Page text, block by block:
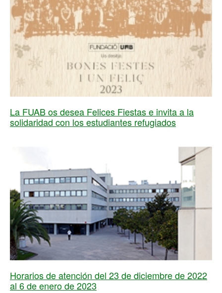
La FUAB os desea Felices Fiestas e invita a la
solidaridad con los estudiantes refugiados
Horarios de atención del 23 de diciembre de 2022
al 6 de enero de 2023